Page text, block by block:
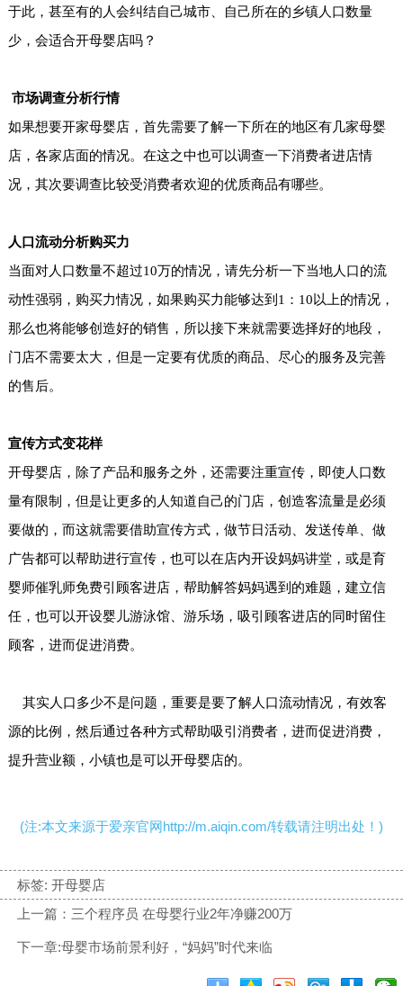
于此，甚至有的人会纠结自己城市、自己所在的乡镇人口数量
少，会适合开母婴店吗？
市场调查分析行情
如果想要开家母婴店，首先需要了解一下所在的地区有几家母婴
店，各家店面的情况。在这之中也可以调查一下消费者进店情
况，其次要调查比较受消费者欢迎的优质商品有哪些。
人口流动分析购买力
当面对人口数量不超过10万的情况，请先分析一下当地人口的流
动性强弱，购买力情况，如果购买力能够达到1：10以上的情况，
那么也将能够创造好的销售，所以接下来就需要选择好的地段，
门店不需要太大，但是一定要有优质的商品、尽心的服务及完善
的售后。
宣传方式变花样
开母婴店，除了产品和服务之外，还需要注重宣传，即使人口数
量有限制，但是让更多的人知道自己的门店，创造客流量是必须
要做的，而这就需要借助宣传方式，做节日活动、发送传单、做
广告都可以帮助进行宣传，也可以在店内开设妈妈讲堂，或是育
婴师催乳师免费引顾客进店，帮助解答妈妈遇到的难题，建立信
任，也可以开设婴儿游泳馆、游乐场，吸引顾客进店的同时留住
顾客，进而促进消费。
其实人口多少不是问题，重要是要了解人口流动情况，有效客
源的比例，然后通过各种方式帮助吸引消费者，进而促进消费，
提升营业额，小镇也是可以开母婴店的。
(注:本文来源于爱亲官网http://m.aiqin.com/转载请注明出处！)
标签: 开母婴店
上一篇：三个程序员 在母婴行业2年净赚200万
下一章:母婴市场前景利好，“妈妈”时代来临